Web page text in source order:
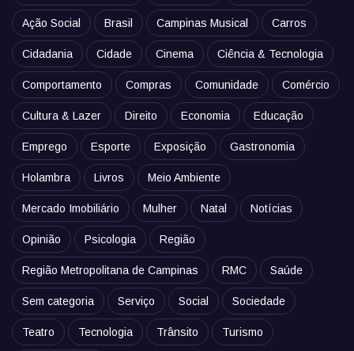
Ação Social Brasil Campinas Musical Carros
Cidadania Cidade Cinema Ciência & Tecnologia
Comportamento Compras Comunidade Comércio
Cultura & Lazer Direito Economia Educação
Emprego Esporte Exposição Gastronomia
Holambra Livros Meio Ambiente
Mercado Imobiliário Mulher Natal Notícias
Opinião Psicologia Região
Região Metropolitana de Campinas RMC Saúde
Sem categoria Serviço Social Sociedade
Teatro Tecnologia Trânsito Turismo